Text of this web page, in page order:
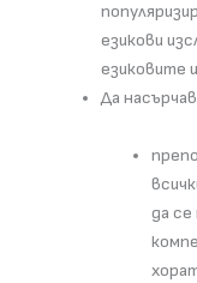
езикови
езиковите
Да
да